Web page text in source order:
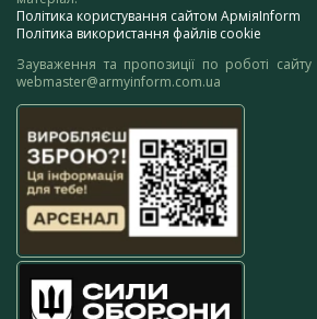
Політика користування сайтом АрміяInform
Політика використання файлів cookie
Зауваження та пропозиції по роботі
webmaster@armyinform.com.ua